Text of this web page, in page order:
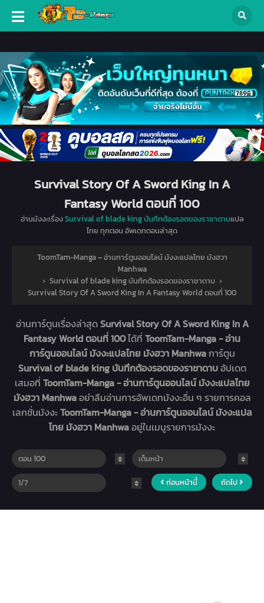
Survival Story Of A Sword King In A
Fantasy World ตอนที่ 100
อ่านมังงะเรื่องSurvival of blade king บันทึกต้องรอดของราชาดาบแปล
ไทย ทุกตอน อัพเดทตอนล่าสุด
ToomTam-Manga – อ่านการ์ตูนออนไลน์ มังงะแปลไทย มังฮวา
Manhwa
› Survival of blade king บันทึกต้องรอดของราชาดาบ ›
Survival Story Of A Sword King In A Fantasy World ตอนที่ 100
อ่านการ์ตูนเรื่องล่าสุดSurvival Story Of A Sword King In A
Fantasy World ตอนที่ 100ได้ที่ ToomTam-Manga - อ่าน
การ์ตูนออนไลน์ มังงะแปลไทย มังฮวา Manhwaการ์ตูน
Survival of blade king บันทึกต้องรอดของราชาดาบอัปเดต
เสมอที่ ToomTam-Manga - อ่านการ์ตูนออนไลน์ มังงะแปลไทย
มังฮวา Manhwaอย่าลืมอ่านการอัพเดทมังงะอื่น ๆ รายการคอล
เลกชั่นมังงะToomTam-Manga - อ่านการ์ตูนออนไลน์ มังงะแปล
ไทย มังฮวา Manhwaอยู่ในเมนูรายการมังงะ
ก่อนหน้านี้ ถัดไป